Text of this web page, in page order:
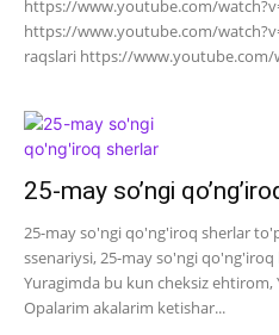
https://www.youtube.com/
https://www.youtube.com/
raqslari https://www.youtube.com/
25-may so’ngi
25-may so'ngi qo'ng'iroq sherlar
ssenariysi, 25-may so'ngi
Yuragimda bu kun cheksiz
Opalarim akalarim ketishar...